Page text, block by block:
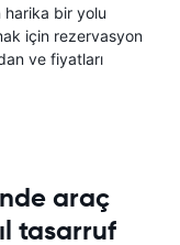
bir yolu
için rezervasyon
ve fiyatları
araç
tasarruf